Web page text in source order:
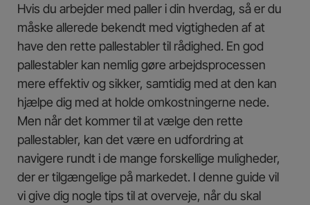
Hvis du arbejder med paller i din hverdag, så er du
måske allerede bekendt med vigtigheden af at
have den rette pallestabler til rådighed. En god
pallestabler kan nemlig gøre arbejdsprocessen
mere effektiv og sikker, samtidig med at den kan
hjælpe dig med at holde omkostningerne nede.
Men når det kommer til at vælge den rette
pallestabler, kan det være en udfordring at
navigere rundt i de mange forskellige muligheder,
der er tilgængelige på markedet. I denne guide vil
vi give dig nogle tips til at overveje, når du skal